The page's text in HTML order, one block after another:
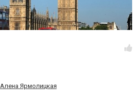
Алена Ярмолицкая